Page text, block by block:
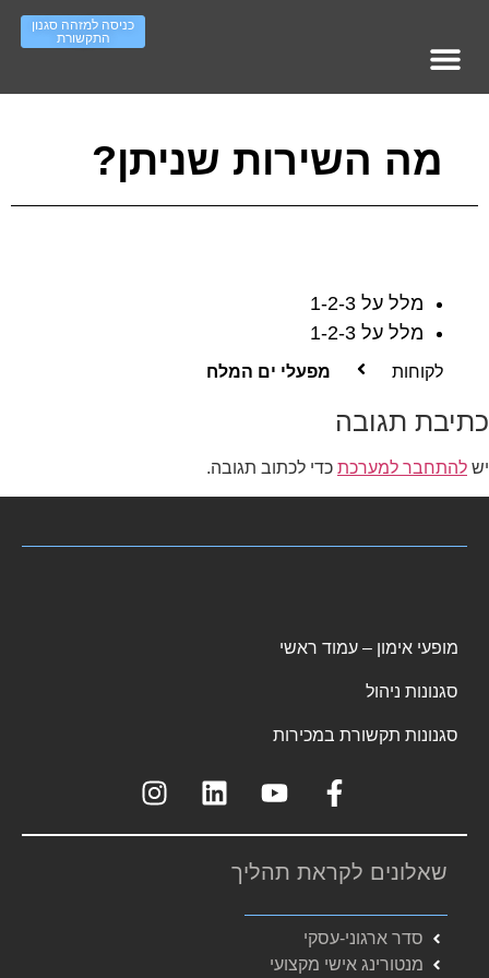
כניסה למזהה סגנון
התקשורת
מה השירות שניתן?
מלל על 1-2-3
מלל על 1-2-3
לקוחות מפעלי ים המלח
כתיבת תגובה
יש להתחבר למערכת כדי לכתוב תגובה.
מופעי אימון – עמוד ראשי
סגנונות ניהול
סגנונות תקשורת במכירות
שאלונים לקראת תהליך
סדר ארגוני-עסקי
מנטורינג אישי מקצועי